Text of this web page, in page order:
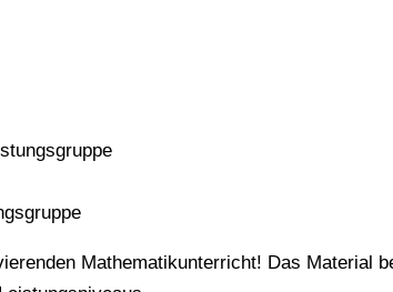
Mathematikunterricht! Das Material